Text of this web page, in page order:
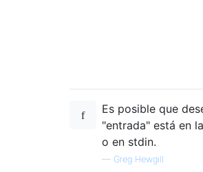
Es posible que
"entrada" está en
o en stdin.
— Greg Hewgill